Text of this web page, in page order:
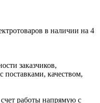
в наличии на 4
заказчиков,
поставками, качеством,
работы напрямую с